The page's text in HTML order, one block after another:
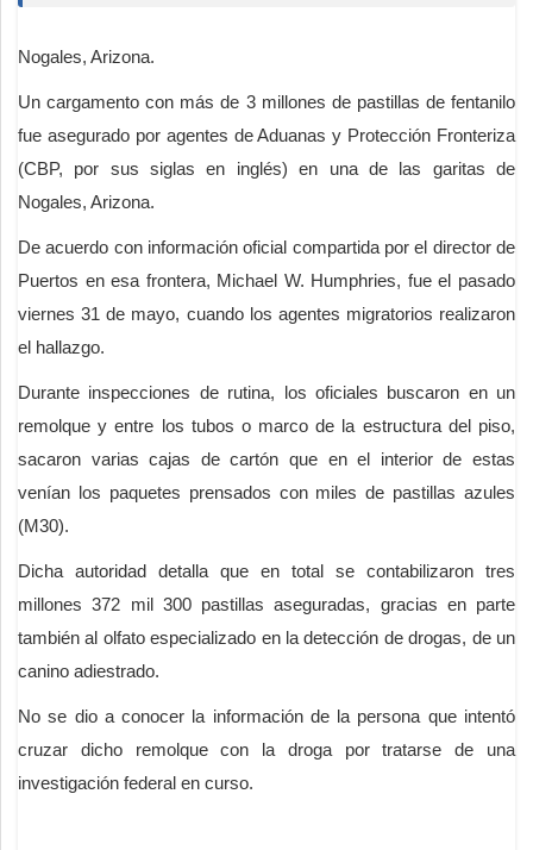
Nogales, Arizona.
Un cargamento con más de 3 millones de pastillas de fentanilo
fue asegurado por agentes de Aduanas y Protección Fronteriza
(CBP, por sus siglas en inglés) en una de las garitas de
Nogales, Arizona.
De acuerdo con información oficial compartida por el director de
Puertos en esa frontera, Michael W. Humphries, fue el pasado
viernes 31 de mayo, cuando los agentes migratorios realizaron
el hallazgo.
Durante inspecciones de rutina, los oficiales buscaron en un
remolque y entre los tubos o marco de la estructura del piso,
sacaron varias cajas de cartón que en el interior de estas
venían los paquetes prensados con miles de pastillas azules
(M30).
Dicha autoridad detalla que en total se contabilizaron tres
millones 372 mil 300 pastillas aseguradas, gracias en parte
también al olfato especializado en la detección de drogas, de un
canino adiestrado.
No se dio a conocer la información de la persona que intentó
cruzar dicho remolque con la droga por tratarse de una
investigación federal en curso.